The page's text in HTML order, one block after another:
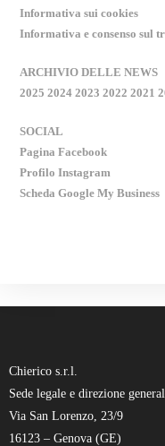
Informativa sui cookies
Informativa e consenso sul
ARCHIVIO DELLE NEWS
2025 2024 2023 2022 2021
SOCIAL
Pagina Facebook
Profilo Instagram
Scheda Google My Business
Chierico s.r.l.
Sede legale e direzione
Via San Lorenzo, 23/9
16123 – Genova (GE)